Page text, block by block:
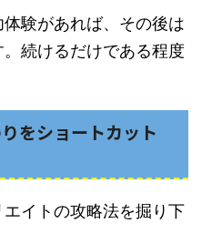
験があれば、その後は
続けるだけである程度
をショートカット
イトの攻略法を掘り下